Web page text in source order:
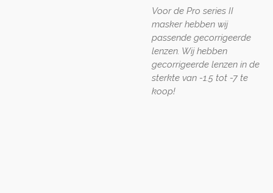
Voor de Pro series II
masker hebben wij
passende gecorrigeerde
lenzen. Wij hebben
gecorrigeerde lenzen in de
sterkte van -1.5 tot -7 te
koop!